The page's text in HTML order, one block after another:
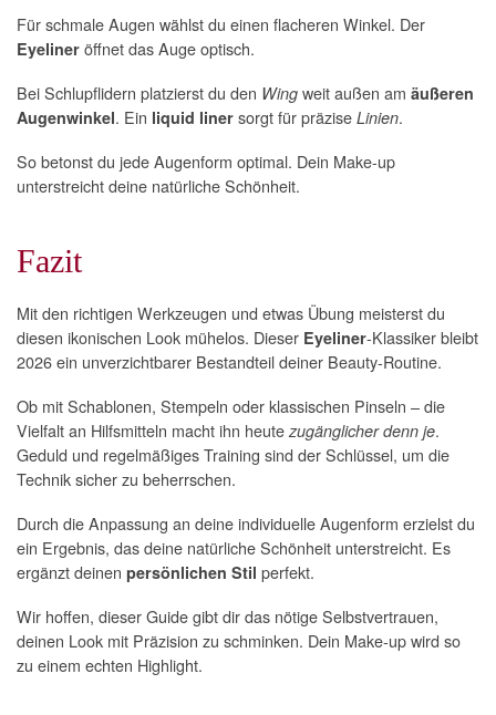
Für schmale Augen wählst du einen flacheren Winkel. Der
Eyeliner öffnet das Auge optisch.
Bei Schlupflidern platzierst du den Wing weit außen am äußeren
Augenwinkel. Ein liquid liner sorgt für präzise Linien.
So betonst du jede Augenform optimal. Dein Make-up
unterstreicht deine natürliche Schönheit.
Fazit
Mit den richtigen Werkzeugen und etwas Übung meisterst du
diesen ikonischen Look mühelos. Dieser Eyeliner-Klassiker bleibt
2026 ein unverzichtbarer Bestandteil deiner Beauty-Routine.
Ob mit Schablonen, Stempeln oder klassischen Pinseln – die
Vielfalt an Hilfsmitteln macht ihn heute zugänglicher denn je.
Geduld und regelmäßiges Training sind der Schlüssel, um die
Technik sicher zu beherrschen.
Durch die Anpassung an deine individuelle Augenform erzielst du
ein Ergebnis, das deine natürliche Schönheit unterstreicht. Es
ergänzt deinen persönlichen Stil perfekt.
Wir hoffen, dieser Guide gibt dir das nötige Selbstvertrauen,
deinen Look mit Präzision zu schminken. Dein Make-up wird so
zu einem echten Highlight.